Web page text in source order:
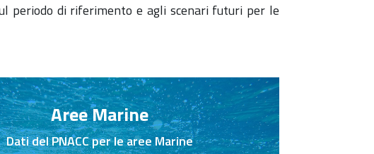
periodo di riferimento e agli scenari futuri per le
Aree Marine
Dati del PNACC per le aree Marine